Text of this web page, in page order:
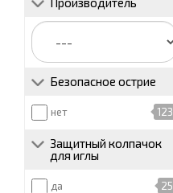
Безопасное острие
нет 123
Защитный колпачок
для иглы
да
25